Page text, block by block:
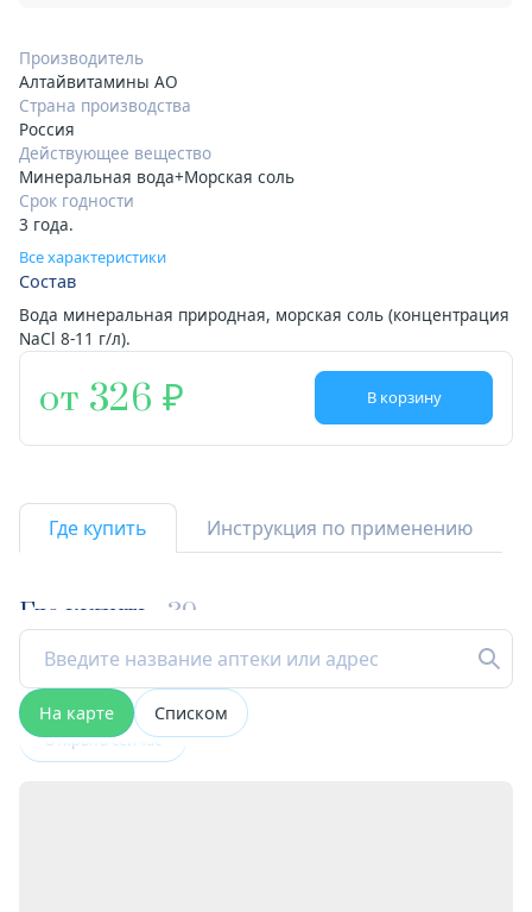
Производитель
Алтайвитамины АО
Страна производства
Россия
Действующее вещество
Минеральная вода+Морская соль
Срок годности
3 года.
Все характеристики
Состав
Вода минеральная природная, морская соль (концентрация
NaCl 8-11 г/л).
от 326 В корзину
Где купить Инструкция по применению
Где купить 39
На карте Списком
Открыта сейчас